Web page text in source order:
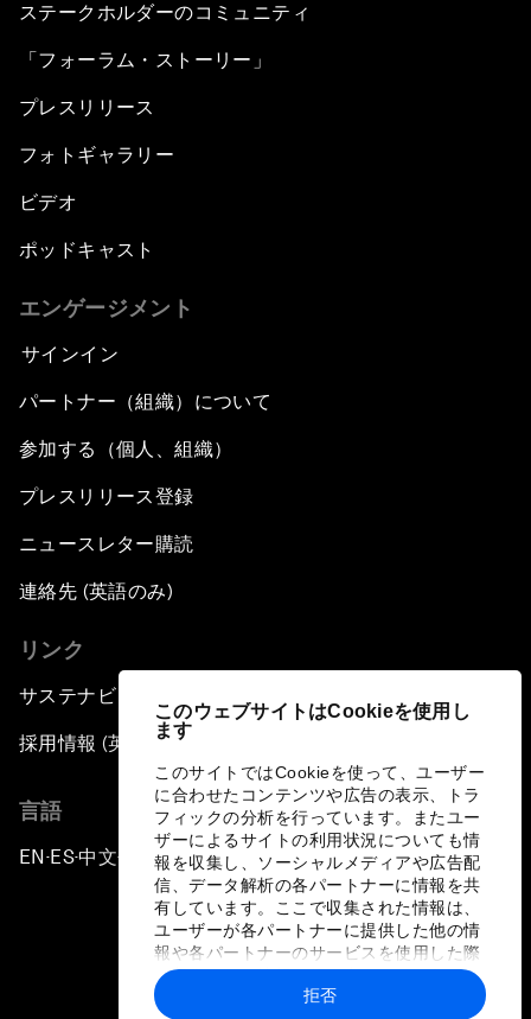
このウェブサイトはCookieを使用し
ます
このサイトではCookieを使って、ユーザー
に合わせたコンテンツや広告の表示、トラ
フィックの分析を行っています。またユー
ザーによるサイトの利用状況についても情
報を収集し、ソーシャルメディアや広告配
信、データ解析の各パートナーに情報を共
有しています。ここで収集された情報は、
ユーザーが各パートナーに提供した他の情
報や各パートナーのサービスを使用した際
に収集された情報と組み合わされ、各パー
トナーによって使用されることがありま
拒否
Transformational Leadership
An Insight, An Idea with Queen Rania
Religion: A Pretext for Conflict?
The End of Blindness
The Geo-Economics of Energy
Forum Debate: Leadership in Crisis
Global Health Security
The Future of Ukraine
Turkey's Vision for the G20
The End of Antibiotics
Achieving Africa’s Growth Agenda
Forum Debate: Global Financial Stability
The Latin America Context
ステークホルダーのコミュニティ
「フォーラム・ストーリー」
プレスリリース
フォトギャラリー
ビデオ
ポッドキャスト
エンゲージメント
サインイン
パートナー（組織）について
参加する（個人、組織）
プレスリリース登録
ニュースレター購読
連絡先 (英語のみ)
リンク
サステナビリティへの取り組み
採用情報 (英語のみ)
言語
EN ▪ES▪中文▪ 日本語